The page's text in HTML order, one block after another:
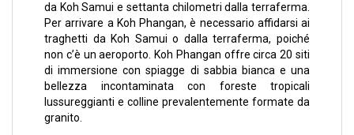
da Koh Samui e settanta chilometri dalla terraferma.
Per arrivare a Koh Phangan, è necessario affidarsi ai
traghetti da Koh Samui o dalla terraferma, poiché
non c’è un aeroporto. Koh Phangan offre circa 20 siti
di immersione con spiagge di sabbia bianca e una
bellezza incontaminata con foreste tropicali
lussureggianti e colline prevalentemente formate da
granito.